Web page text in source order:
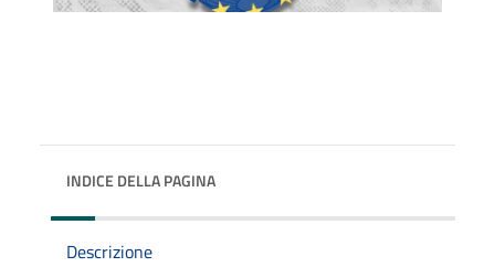
INDICE DELLA PAGINA
Descrizione